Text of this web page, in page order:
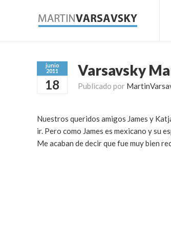
junio
2011
18
Varsavsky
Publicado por
Nuestros queridos amigos James y
ir. Pero como James es mexicano y su
Me acaban de decir que fue muy bien